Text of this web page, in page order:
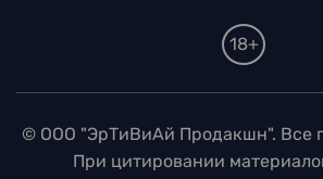
18+
© ООО "ЭрТиВиАй Продакшн". Все
При цитировании